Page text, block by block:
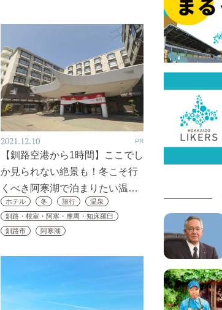
2021.12.10 PR
【釧路空港から1時間】ここでし
か見られない絶景も！冬こそ行
くべき阿寒湖で泊まりたい温…
ホテル 冬 旅行
温泉
釧路・根室・阿寒・摩周・知床羅臼
釧路市
阿寒湖